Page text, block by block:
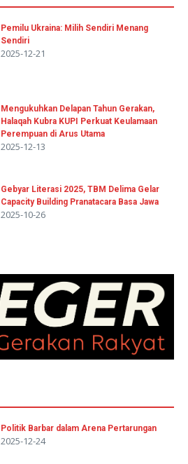
Pemilu Ukraina: Milih Sendiri Menang
Sendiri
2025-12-21
Mengukuhkan Delapan Tahun Gerakan,
Halaqah Kubra KUPI Perkuat Keulamaan
Perempuan di Arus Utama
2025-12-13
Gebyar Literasi 2025, TBM Delima Gelar
Capacity Building Pranatacara Basa Jawa
2025-10-26
Politik Barbar dalam Arena Pertarungan
2025-12-24